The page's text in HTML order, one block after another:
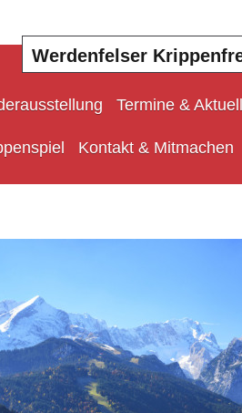
Werdenfelser
Termine &
Kontakt & Mitmachen